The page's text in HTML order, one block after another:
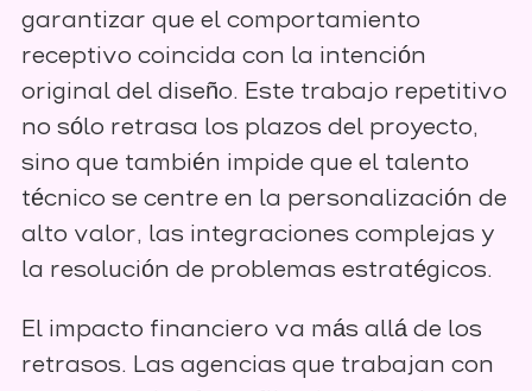
garantizar que el comportamiento
receptivo coincida con la intención
original del diseño. Este trabajo repetitivo
no sólo retrasa los plazos del proyecto,
sino que también impide que el talento
técnico se centre en la personalización de
alto valor, las integraciones complejas y
la resolución de problemas estratégicos.
El impacto financiero va más allá de los
retrasos. Las agencias que trabajan con